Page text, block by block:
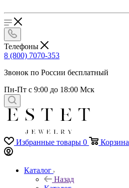
Телефоны
8 (800) 7070-353
Звонок по России бесплатный
Пн-Пт с 9:00 до 18:00 Мск
Избранные товары 0 Корзина
Каталог
Назад